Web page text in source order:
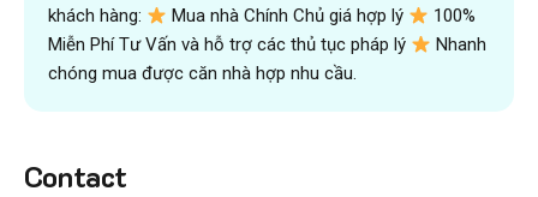
khách hàng:
Mua nhà Chính Chủ giá hợp lý
100%
Miễn Phí Tư Vấn và hỗ trợ các thủ tục pháp lý
Nhanh
chóng mua được căn nhà hợp nhu cầu.
Contact